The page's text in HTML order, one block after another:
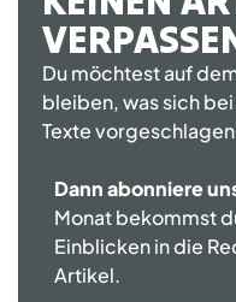
Du möchtest auf
bleiben, was sich
Texte
Dann abonniere
Monat bekommst
Einblicken in die
Artikel.